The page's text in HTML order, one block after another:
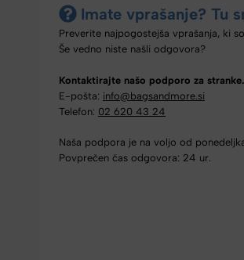
Imate vprašanje? Tu
Preverite najpogostejša vprašanja, ki
Še vedno niste našli odgovora?
Kontaktirajte našo podporo za stranke.
E-pošta: info@bagsandmore.si
Telefon: 02 620 43 24
Naša podpora je na voljo od
Povprečen čas odgovora: 24 ur.